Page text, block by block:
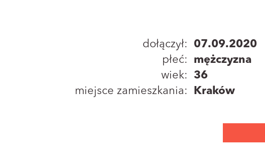
dołączył:
07.09.2020
płeć:
mężczyzna
wiek:
36
miejsce zamieszkania:
Kraków